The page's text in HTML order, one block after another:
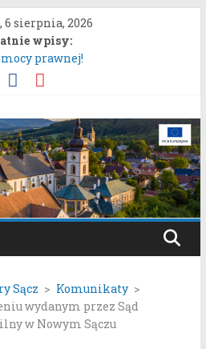
sierpnia, 2026
wpisy:
prawnej!
zmiany „Miejscowego
Boskiej Zielnej”.
dotyczących:
planu zagospodarowania
Sącz – Plan Nr 1A”.
Sącz > Komunikaty >
wydanym przez Sąd
w Nowym Sączu